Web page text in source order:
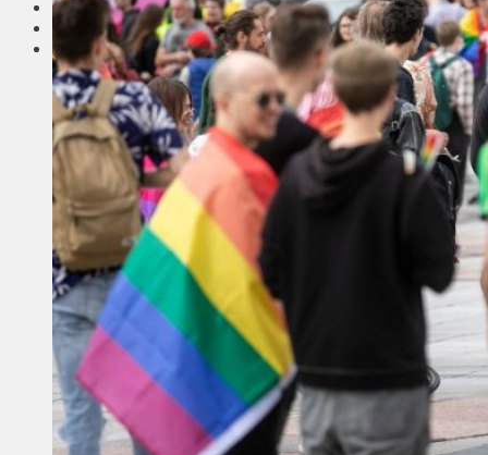
Сейм Литвы
Культура
Больше
Фоторепортаж
Туризм
ЛК рекомендует
Сеньорам
Образование
Здравоохранение
Экология
Происшествия
Приграничье
Деньги
Визиты
Выборы
Агроновости
Едим дома
Ищу семью
Духовное пространство
Спорт
Технологии